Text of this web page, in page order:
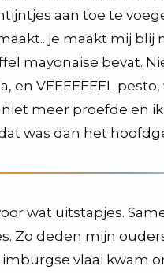
aan toe te
je maakt mij blij
mayonaise bevat.
en VEEEEEEEL
meer proefde en
was dan het
wat uitstapjes.
Zo deden mijn
vlaai kwam